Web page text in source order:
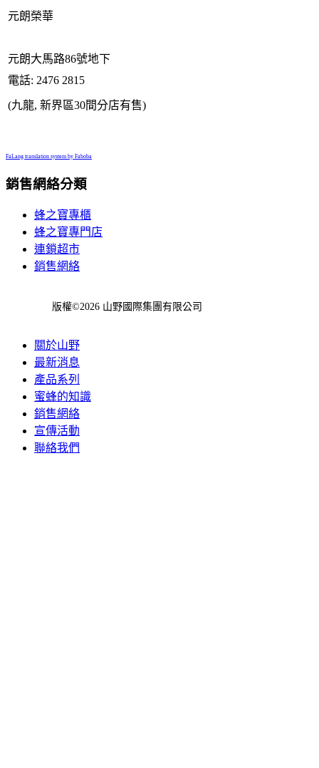
元朗榮華
元朗大馬路86號地下
電話: 2476 2815
(九龍, 新界區30間分店有售)
FaLang translation system by Faboba
銷售網絡分類
蜂之寶專櫃
蜂之寶專門店
連鎖超市
銷售網絡
版權©2026 山野國際集團有限公司
關於山野
最新消息
產品系列
蜜蜂的知識
銷售網絡
宣傳活動
聯絡我們